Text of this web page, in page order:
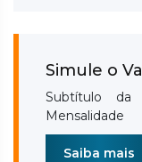
Simule o
Subtítulo
Mensalidade
Saiba mais